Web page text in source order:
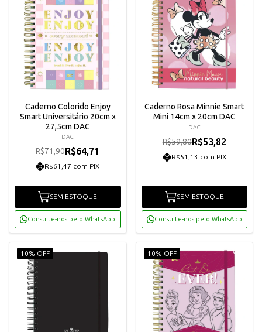
Caderno Colorido Enjoy
Smart Universitário 20cm x
27,5cm DAC
DAC
R$71,90R$64,71
R$61,47 com PIX
SEM ESTOQUE
Consulte-nos pelo WhatsApp
Caderno Rosa Minnie Smart
Mini 14cm x 20cm DAC
DAC
R$59,80R$53,82
R$51,13 com PIX
SEM ESTOQUE
Consulte-nos pelo WhatsApp
10% OFF 10% OFF